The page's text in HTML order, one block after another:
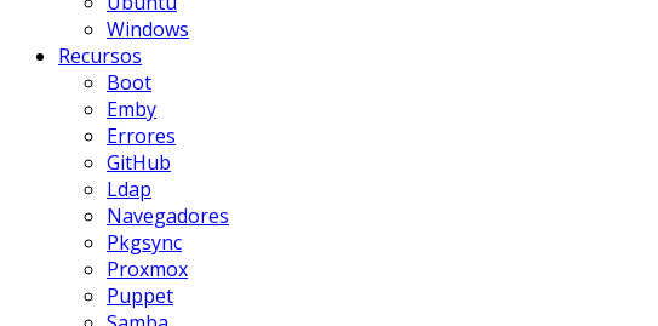
Windows
Recursos
Boot
Emby
Errores
GitHub
Ldap
Navegadores
Pkgsync
Proxmox
Puppet